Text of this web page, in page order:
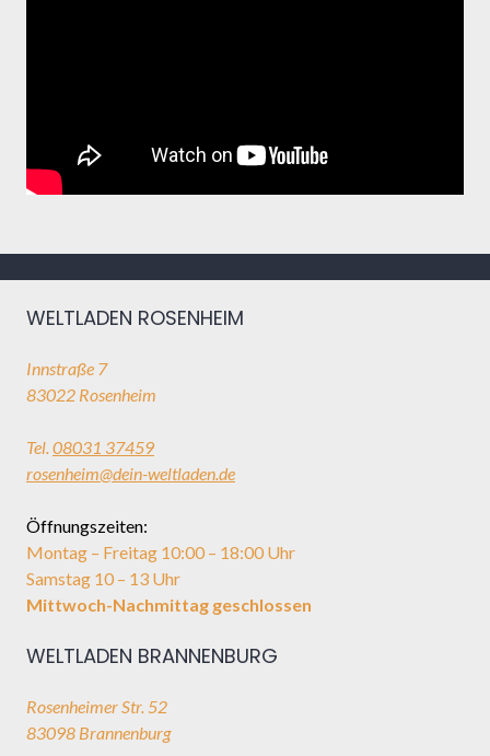
WELTLADEN ROSENHEIM
Innstraße 7
83022 Rosenheim
Tel. 08031 37459
rosenheim@dein-weltladen.de
Öffnungszeiten:
Montag – Freitag 10:00 – 18:00 Uhr
Samstag 10 – 13 Uhr
Mittwoch-Nachmittag geschlossen
WELTLADEN BRANNENBURG
Rosenheimer Str. 52
83098 Brannenburg